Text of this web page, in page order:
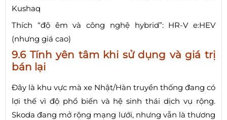
Kushaq
Thích “độ êm và công nghệ hybrid”: HR-V e:HEV
(nhưng giá cao)
9.6 Tính yên tâm khi sử dụng và giá trị
bán lại
Đây là khu vực mà xe Nhật/Hàn truyền thống đang có
lợi thế vì độ phổ biến và hệ sinh thái dịch vụ rộng.
Skoda đang mở rộng mạng lưới, nhưng vẫn là thương